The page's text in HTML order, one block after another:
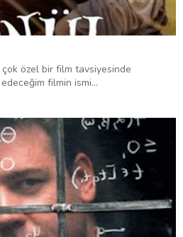
özel bir film tavsiyesinde
filmin ismi...